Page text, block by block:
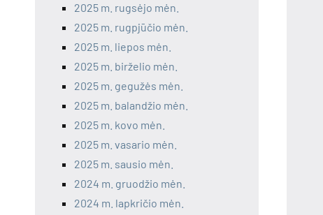
2025 m. rugsėjo mėn.
2025 m. rugpjūčio mėn.
2025 m. liepos mėn.
2025 m. birželio mėn.
2025 m. gegužės mėn.
2025 m. balandžio mėn.
2025 m. kovo mėn.
2025 m. vasario mėn.
2025 m. sausio mėn.
2024 m. gruodžio mėn.
2024 m. lapkričio mėn.